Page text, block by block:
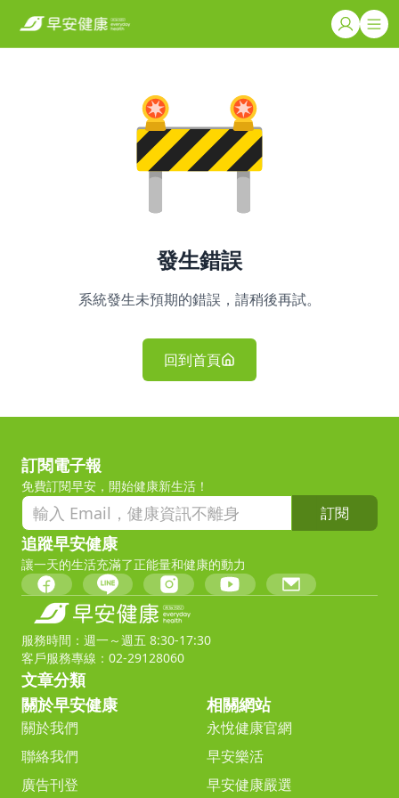
發生錯誤
系統發生未預期的錯誤，請稍後再試。
回到首頁
訂閱電子報
免費訂閱早安，開始健康新生活！
訂閱
追蹤早安健康
讓一天的生活充滿了正能量和健康的動力
服務時間：週一～週五 8:30-17:30
客戶服務專線：02-29128060
文章分類
關於早安健康
關於我們
聯絡我們
廣告刊登
相關網站
永悅健康官網
早安樂活
早安健康嚴選